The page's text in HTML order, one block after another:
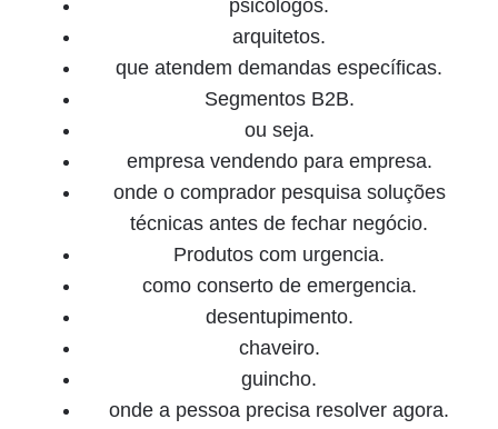
psicologos.
arquitetos.
que atendem demandas específicas.
Segmentos B2B.
ou seja.
empresa vendendo para empresa.
onde o comprador pesquisa soluções
técnicas antes de fechar negócio.
Produtos com urgencia.
como conserto de emergencia.
desentupimento.
chaveiro.
guincho.
onde a pessoa precisa resolver agora.